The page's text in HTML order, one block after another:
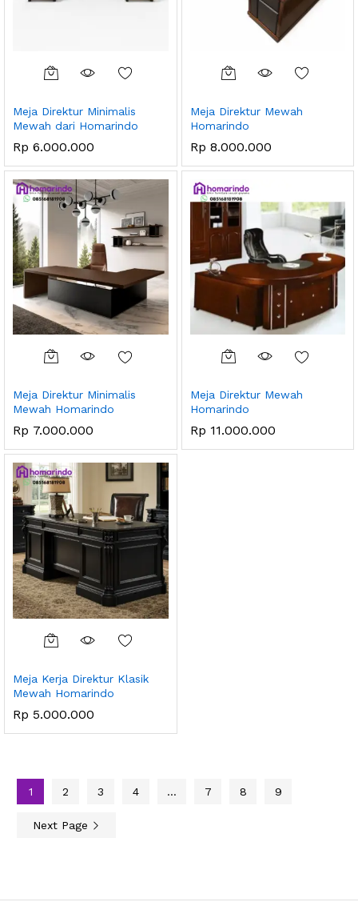
Meja Direktur Minimalis
Mewah dari Homarindo
Rp 6.000.000
Meja Direktur Mewah
Homarindo
Rp 8.000.000
Meja Direktur Minimalis
Mewah Homarindo
Rp 7.000.000
Meja Direktur Mewah
Homarindo
Rp 11.000.000
Meja Kerja Direktur Klasik
Mewah Homarindo
Rp 5.000.000
1 2 3 4 … 7 8 9
Next Page